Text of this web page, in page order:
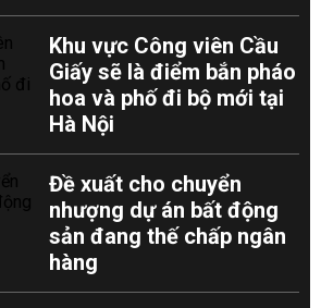
Khu vực Công viên Cầu
Giấy sẽ là điểm bắn pháo
hoa và phố đi bộ mới tại
Hà Nội
Đề xuất cho chuyển
nhượng dự án bất động
sản đang thế chấp ngân
hàng